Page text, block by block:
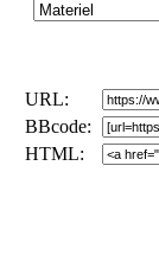
URL:
BBcode:
HTML: